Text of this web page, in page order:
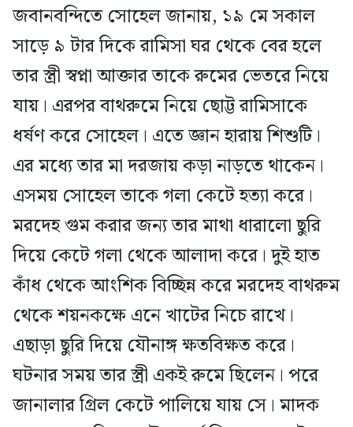
জবানবন্দিতে সোহেল জানায়, ১৯ মে সকাল
সাড়ে ৯ টার দিকে রামিসা ঘর থেকে বের হলে
তার স্ত্রী স্বপ্না আক্তার তাকে রুমের ভেতরে নিয়ে
যায়। এরপর বাথরুমে নিয়ে ছোট্ট রামিসাকে
ধর্ষণ করে সোহেল। এতে জ্ঞান হারায় শিশুটি।
এর মধ্যে তার মা দরজায় কড়া নাড়তে থাকেন।
এসময় সোহেল তাকে গলা কেটে হত্যা করে।
মরদেহ গুম করার জন্য তার মাথা ধারালো ছুরি
দিয়ে কেটে গলা থেকে আলাদা করে। দুই হাত
কাঁধ থেকে আংশিক বিচ্ছিন্ন করে মরদেহ বাথরুম
থেকে শয়নকক্ষে এনে খাটের নিচে রাখে।
এছাড়া ছুরি দিয়ে যৌনাঙ্গ ক্ষতবিক্ষত করে।
ঘটনার সময় তার স্ত্রী একই রুমে ছিলেন। পরে
জানালার গ্রিল কেটে পালিয়ে যায় সে। মাদক